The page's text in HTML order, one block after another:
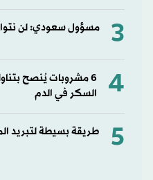
3 مسؤول سعودي: لن
4
6 مشروبات يُنصح
السكر في الدم
5 طريقة بسيطة لتبريد